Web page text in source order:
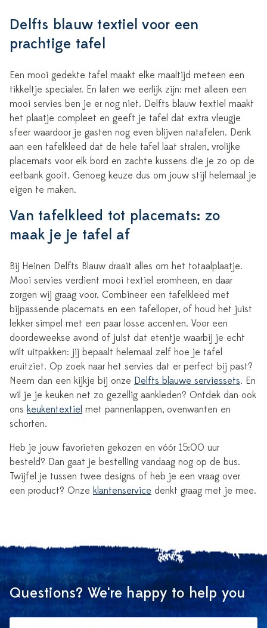
Delfts blauw textiel voor een
prachtige tafel
Een mooi gedekte tafel maakt elke maaltijd meteen een
tikkeltje specialer. En laten we eerlijk zijn: met alleen een
mooi servies ben je er nog niet. Delfts blauw textiel maakt
het plaatje compleet en geeft je tafel dat extra vleugje
sfeer waardoor je gasten nog even blijven natafelen. Denk
aan een tafelkleed dat de hele tafel laat stralen, vrolijke
placemats voor elk bord en zachte kussens die je zo op de
eetbank gooit. Genoeg keuze dus om jouw stijl helemaal je
eigen te maken.
Van tafelkleed tot placemats: zo
maak je je tafel af
Bij Heinen Delfts Blauw draait alles om het totaalplaatje.
Mooi servies verdient mooi textiel eromheen, en daar
zorgen wij graag voor. Combineer een tafelkleed met
bijpassende placemats en een tafelloper, of houd het juist
lekker simpel met een paar losse accenten. Voor een
doordeweekse avond of juist dat etentje waarbij je echt
wilt uitpakken: jij bepaalt helemaal zelf hoe je tafel
eruitziet. Op zoek naar het servies dat er perfect bij past?
Neem dan een kijkje bij onze Delfts blauwe serviessets. En
wil je je keuken net zo gezellig aankleden? Ontdek dan ook
ons keukentextiel met pannenlappen, ovenwanten en
schorten.
Heb je jouw favorieten gekozen en vóór 15:00 uur
besteld? Dan gaat je bestelling vandaag nog op de bus.
Twijfel je tussen twee designs of heb je een vraag over
een product? Onze klantenservice denkt graag met je mee.
Questions? We're happy to help you